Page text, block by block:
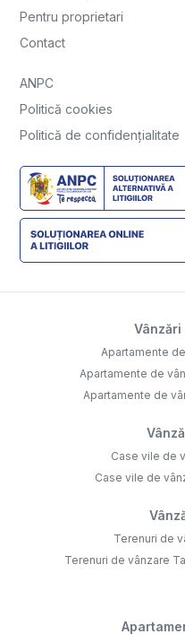
Pentru proprietari
Contact
ANPC
Politică cookies
Politică de confidențialitate
Apartamente
Apartamente de
Apartamente de
Case vile de
Case vile de
Terenuri de
Terenuri de vânzare